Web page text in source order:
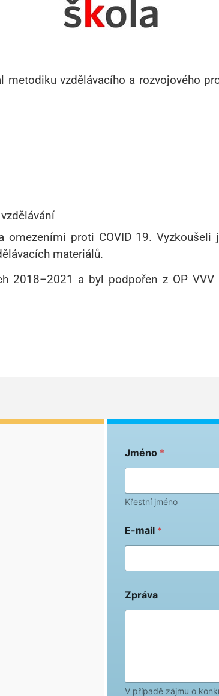
vzdělávacího a rozvojového
omezeními proti COVID 19.
materiálů.
2018–2021 a byl podpořen z OP VVV
Jméno *
Křestní jméno
E-mail *
Zpráva
V případě zájmu o